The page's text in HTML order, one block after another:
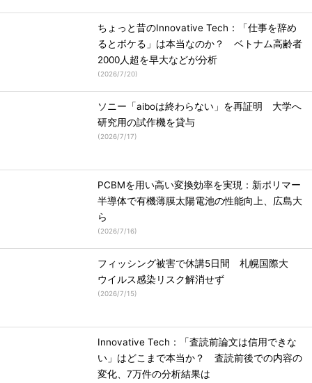
ちょっと昔のInnovative Tech：「仕事を辞め
るとボケる」は本当なのか？ ベトナム高齢者
2000人超を早大などが分析
(2026/7/20)
ソニー「aiboは終わらない」を再証明 大学へ
研究用の試作機を貸与
(2026/7/17)
PCBMを用い高い変換効率を実現：新ポリマー
半導体で有機薄膜太陽電池の性能向上、広島大
ら
(2026/7/16)
フィッシング被害で休講5日間 札幌国際大
ウイルス感染リスク解消せず
(2026/7/15)
Innovative Tech：「査読前論文は信用できな
い」はどこまで本当か？ 査読前後での内容の
変化、7万件の分析結果は